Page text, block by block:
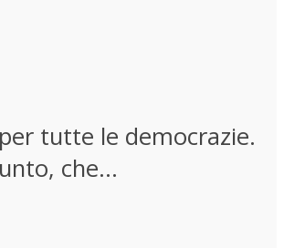
tutte le democrazie.
che...